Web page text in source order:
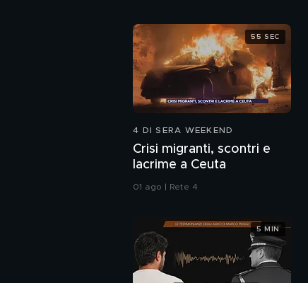
4 DI SERA WEEKEND
Crisi migranti, scontri e
lacrime a Ceuta
01 ago | Rete 4
55 SEC
5 MIN